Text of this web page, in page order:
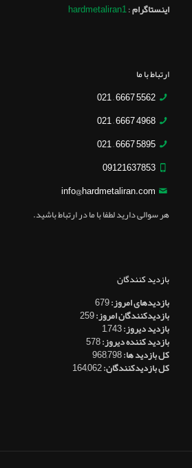
اینستاگرام:
hardmetaliran1
ارتباط با ما
5562 6667 – 021
4968 6667 – 021
5895 6667 – 021
09121637853
info@hardmetaliran.com
هر سوالی دارید لطفا با ما در ارتباط باشید.
بازدید کنندگان
بازدیدهای امروز:679
بازدیدکنندگان امروز:259
بازدید دیروز:1,743
بازدید کننده دیروز:578
کل بازدید ها:968,798
کل بازدیدکنند‌گان:164,062